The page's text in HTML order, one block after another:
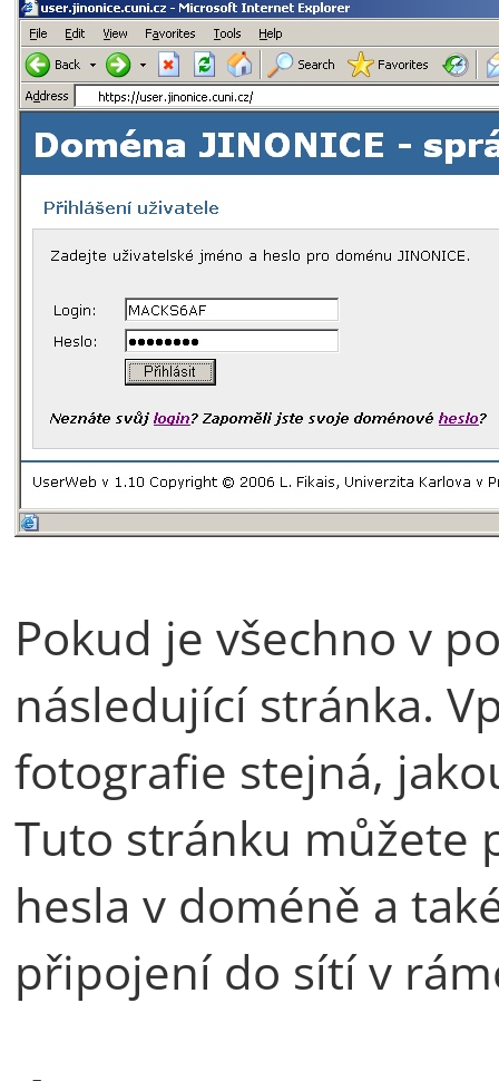
Pokud je všechno v
následující stránka.
fotografie stejná,
Tuto stránku můžete
hesla v doméně a
připojení do sítí v